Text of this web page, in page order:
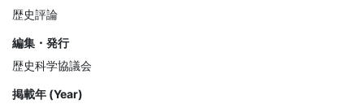
歴史評論
編集・発行
歴史科学協議会
掲載年 (Year)